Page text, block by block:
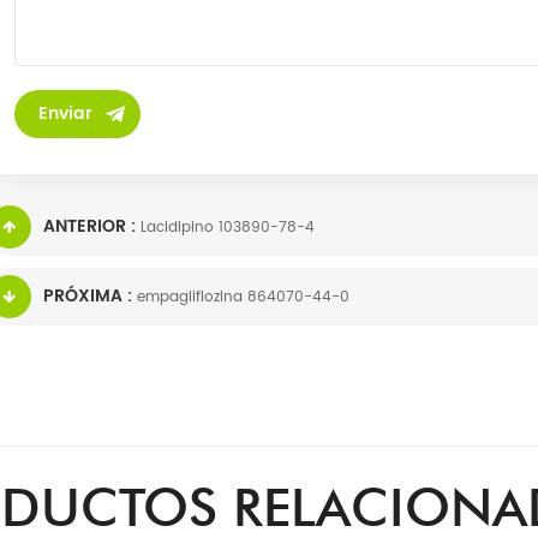
ANTERIOR : Lacidipino 103890-78-4
PRÓXIMA : empagliflozina 864070-44-0